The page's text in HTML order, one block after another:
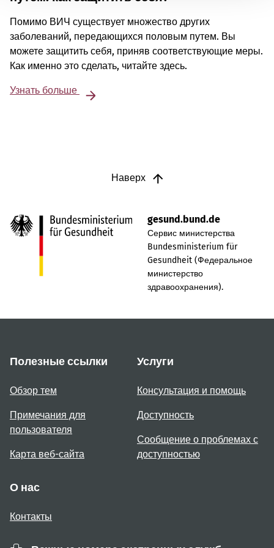
Помимо ВИЧ существует множество других
заболеваний, передающихся половым путем. Вы
можете защитить себя, приняв соответствующие меры.
Как именно это сделать, читайте здесь.
Узнать больше
Наверх
gesund.bund.de
Сервис министерства
Bundesministerium für
Gesundheit (Федеральное
министерство
здравоохранения).
Полезные ссылки
Обзор тем
Примечания для
пользователя
Карта веб-сайта
Услуги
Консультация и помощь
Доступность
Сообщение о проблемах с
доступностью
О нас
Контакты